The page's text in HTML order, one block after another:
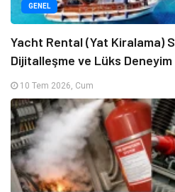
GENEL
Yacht Rental (Yat Kiralama)
Dijitalleşme ve Lüks
10 Tem 2026, Cum